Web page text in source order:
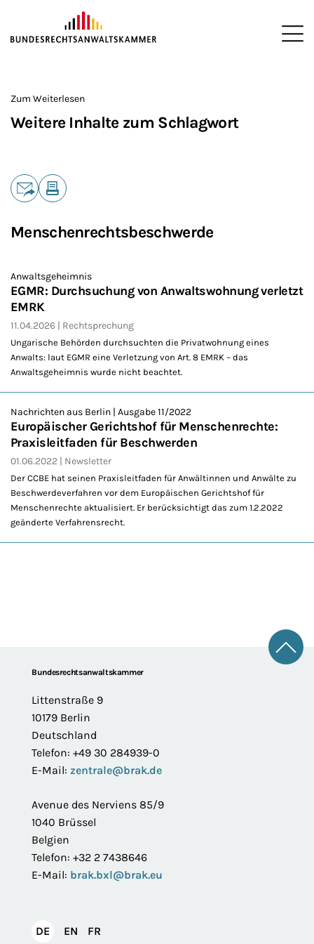
ZUM HAUPTINHALT SPRINGEN
Zum Weiterlesen
Weitere Inhalte zum Schlagwort
Teilen
Menschenrechtsbeschwerde
Anwaltsgeheimnis
EGMR: Durchsuchung von Anwaltswohnung verletzt
EMRK
11.04.2026 Rechtsprechung
Ungarische Behörden durchsuchten die Privatwohnung eines
Anwalts: laut EGMR eine Verletzung von Art. 8 EMRK – das
Anwaltsgeheimnis wurde nicht beachtet.
Nachrichten aus Berlin | Ausgabe 11/2022
Europäischer Gerichtshof für Menschenrechte:
Praxisleitfaden für Beschwerden
01.06.2022 Newsletter
Der CCBE hat seinen Praxisleitfaden für Anwältinnen und Anwälte zu
Beschwerdeverfahren vor dem Europäischen Gerichtshof für
Menschenrechte aktualisiert. Er berücksichtigt das zum 1.2.2022
geänderte Verfahrensrecht.
FooterBundesrechtsanwaltskammer
Littenstraße 9
10179 Berlin
Deutschland
Telefon: +49 30 284939-0
E-Mail: zentrale@brak.de
Avenue des Nerviens 85/9
1040 Brüssel
Belgien
Telefon: +32 2 7438646
E-Mail: brak.bxl@brak.eu
DEDeutsch
EN English
FR